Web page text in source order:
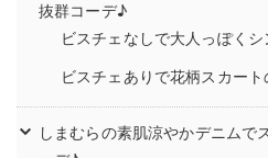
抜群コーデ♪
ビスチェなしで大人っぽく
ビスチェありで花柄スカー
しまむらの素肌涼やかデニムで